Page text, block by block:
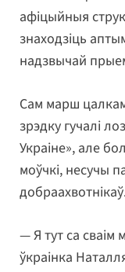
афіцыйныя
знаходзіць
надзвычай
Сам марш
зрэдку гучалі
Украіне», але
моўчкі, несучы
— Я тут са сваім
ўкраінка